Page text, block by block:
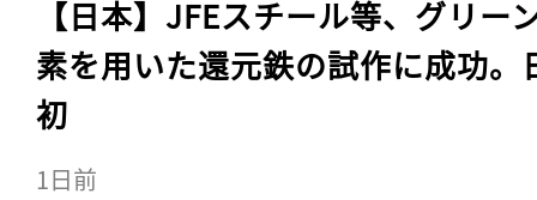
【日本】JFEスチール等、グリー
素を用いた還元鉄の試作に成功。
初
1日前